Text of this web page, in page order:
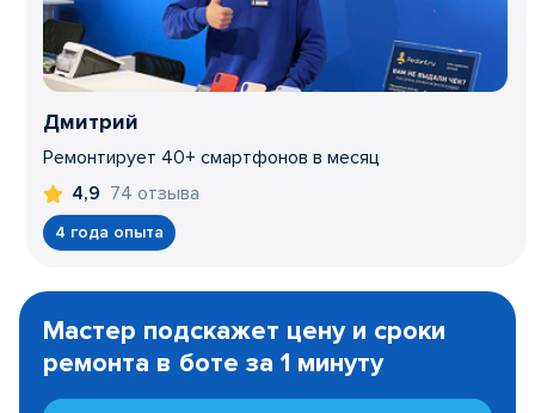
Дмитрий
Ремонтирует 40+ смартфонов в месяц
4,9 74 отзыва
4 года опыта
1
Мастер подскажет цену и сроки
ремонта в боте за 1 минуту